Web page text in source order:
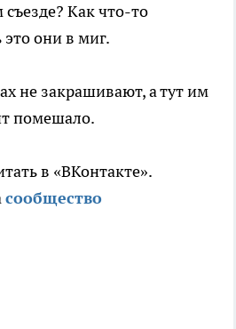
Как что-то
это они в миг.
не закрашивают, а тут им
помешало.
в «ВКонтакте».
сообщество